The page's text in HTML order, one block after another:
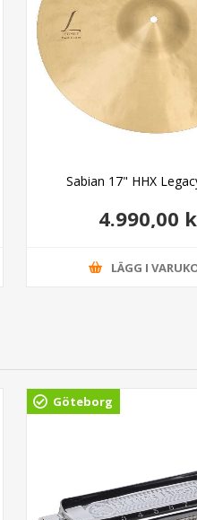
Sabian 17" HHX
4.990,00
LÄGG I
Göteborg